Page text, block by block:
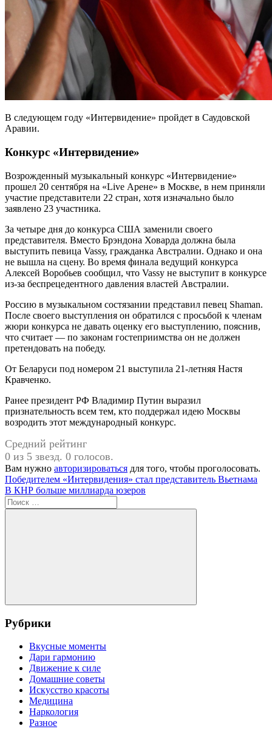
В следующем году «Интервидение» пройдет в Саудовской
Аравии.
Конкурс «Интервидение»
Возрожденный музыкальный конкурс «Интервидение»
прошел 20 сентября на «Live Арене» в Москве, в нем приняли
участие представители 22 стран, хотя изначально было
заявлено 23 участника.
За четыре дня до конкурса США заменили своего
представителя. Вместо Брэндона Ховарда должна была
выступить певица Vassу, гражданка Австралии. Однако и она
не вышла на сцену. Во время финала ведущий конкурса
Алексей Воробьев сообщил, что Vassy не выступит в конкурсе
из-за беспрецедентного давления властей Австралии.
Россию в музыкальном состязании представил певец Shaman.
После своего выступления он обратился с просьбой к членам
жюри конкурса не давать оценку его выступлению, пояснив,
что считает — по законам гостеприимства он не должен
претендовать на победу.
От Беларуси под номером 21 выступила 21-летняя Настя
Кравченко.
Ранее президент РФ Владимир Путин выразил
признательность всем тем, кто поддержал идею Москвы
возродить этот международный конкурс.
Средний рейтинг
0 из 5 звезд. 0 голосов.
Вам нужно авторизироваться для того, чтобы проголосовать.
Навигация
по
записям
Предыдущая
запись:
Победителем «Интервидения» стал представитель Вьетнама
Следующая
запись:
В КНР больше миллиарда юзеров
Поиск
для:
Поиск
Рубрики
Вкусные моменты
Дари гармонию
Движение к силе
Домашние советы
Искусство красоты
Медицина
Наркология
Разное